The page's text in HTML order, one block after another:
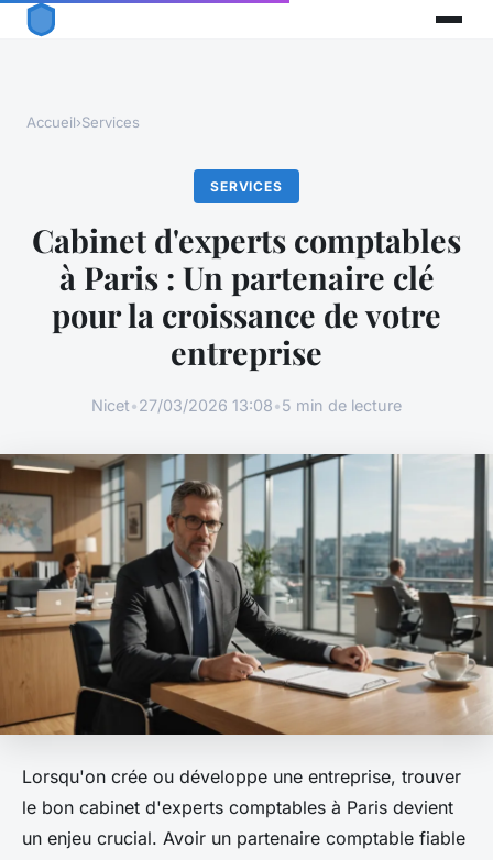
Accueil›Services
SERVICES
Cabinet d'experts comptables
à Paris : Un partenaire clé
pour la croissance de votre
entreprise
Nicet•27/03/2026 13:08•5 min de lecture
Lorsqu'on crée ou développe une entreprise, trouver
le bon cabinet d'experts comptables à Paris devient
un enjeu crucial. Avoir un partenaire comptable fiable